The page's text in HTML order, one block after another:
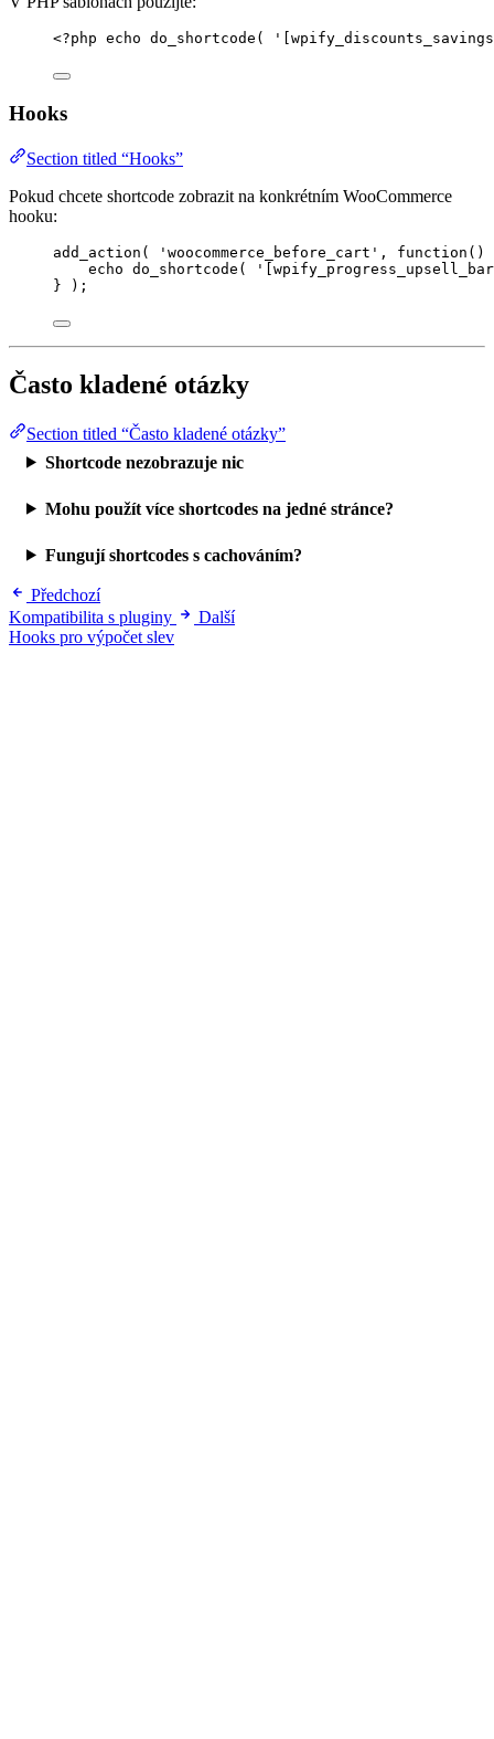
<?php echo do_shortcode ( '
Hooks
Section titled “Hooks”
Pokud chcete shortcode zobrazit na konkrétním WooCommerce
hooku:
add_action ( ' woocommerce_before_cart ' , function ()
echo do_shortcode ( '
}
);
Často kladené otázky
Section titled “Často kladené otázky”
Shortcode nezobrazuje nic
Mohu použít více shortcodes na jedné stránce?
Fungují shortcodes s cachováním?
Předchozí
Kompatibilita s pluginy
Další
Hooks pro výpočet slev